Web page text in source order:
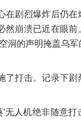
剧烈爆炸后仍在
然崩溃已近在眼
的声明掩盖乌军
了打击。记录下剧
无人机绝非随意